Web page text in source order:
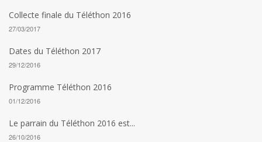
Collecte finale du Téléthon 2016
27/03/2017
Dates du Téléthon 2017
29/12/2016
Programme Téléthon 2016
01/12/2016
Le parrain du Téléthon 2016 est...
26/10/2016